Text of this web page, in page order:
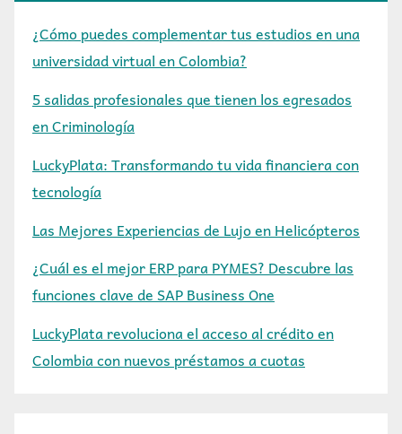
¿Cómo puedes complementar tus estudios en una
universidad virtual en Colombia?
5 salidas profesionales que tienen los egresados
en Criminología
LuckyPlata: Transformando tu vida financiera con
tecnología
Las Mejores Experiencias de Lujo en Helicópteros
¿Cuál es el mejor ERP para PYMES? Descubre las
funciones clave de SAP Business One
LuckyPlata revoluciona el acceso al crédito en
Colombia con nuevos préstamos a cuotas